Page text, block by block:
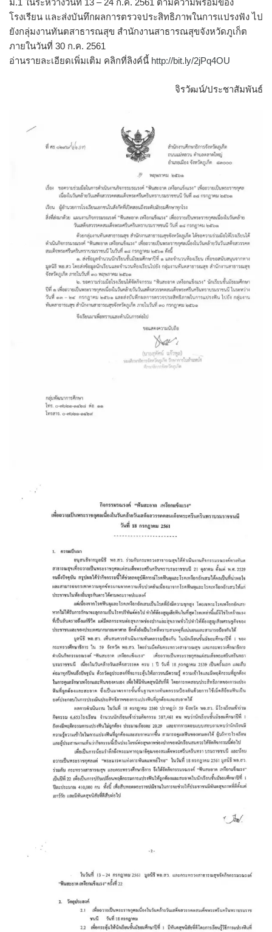
ม.1 ในระหว่างวันที่ 13 – 24 ก.ค. 2561 ตามความพร้อมของ
โรงเรียน และส่งบันทึกผลการตรวจประสิทธิภาพในการแปรงฟัง ไป
ยังกลุ่มงานทันตสาธารณสุข สำนักงานสาธารณสุขจังหวัดภูเก็ต
ภายในวันที่ 30 ก.ค. 2561
อ่านรายละเอียดเพิ่มเติม คลิกที่ลิงค์นี้ http://bit.ly/2jPq4OU
จิรวัฒน์/ประชาสัมพันธ์